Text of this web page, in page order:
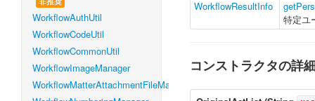
WorkflowAuthUtil
WorkflowCodeUtil
WorkflowCommonUtil
WorkflowImageManager
WorkflowMatterAttachmentFileManager
WorkflowResultInfo
特定ユ
コンストラクタの詳